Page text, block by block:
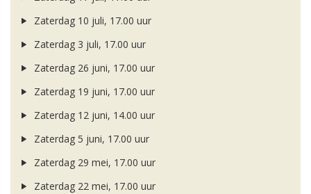
Zaterdag 10 juli, 17.00 uur
Zaterdag 3 juli, 17.00 uur
Zaterdag 26 juni, 17.00 uur
Zaterdag 19 juni, 17.00 uur
Zaterdag 12 juni, 14.00 uur
Zaterdag 5 juni, 17.00 uur
Zaterdag 29 mei, 17.00 uur
Zaterdag 22 mei, 17.00 uur